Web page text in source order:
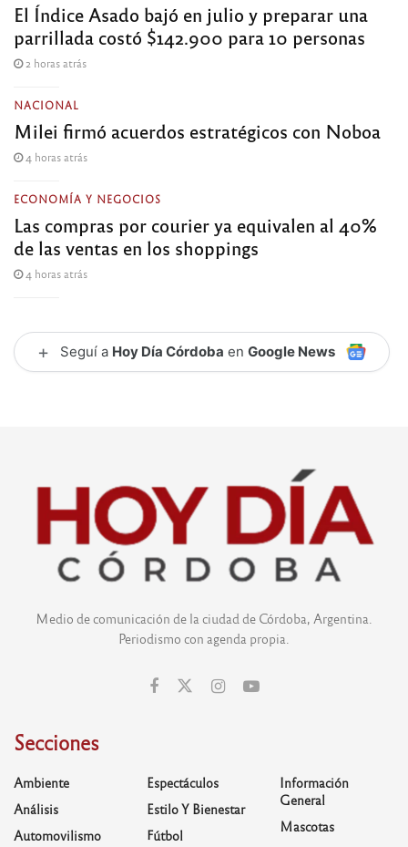
El Índice Asado bajó en julio y preparar una
parrillada costó $142.900 para 10 personas
2 horas atrás
NACIONAL
Milei firmó acuerdos estratégicos con Noboa
4 horas atrás
ECONOMÍA Y NEGOCIOS
Las compras por courier ya equivalen al 40%
de las ventas en los shoppings
4 horas atrás
+ Seguí a Hoy Día Córdoba en Google News
Medio de comunicación de la ciudad de Córdoba, Argentina.
Periodismo con agenda propia.
Secciones
Ambiente
Análisis
Automovilismo
Espectáculos
Estilo Y Bienestar
Fútbol
Información
General
Mascotas